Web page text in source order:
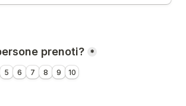
prenoti? *
5 6 7 8 9 10